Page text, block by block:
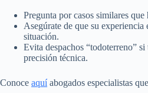
Pregunta por casos similares que
Asegúrate de que su experiencia
situación.
Evita despachos “todoterreno” si
precisión técnica.
Conoce aquíabogados especialistas